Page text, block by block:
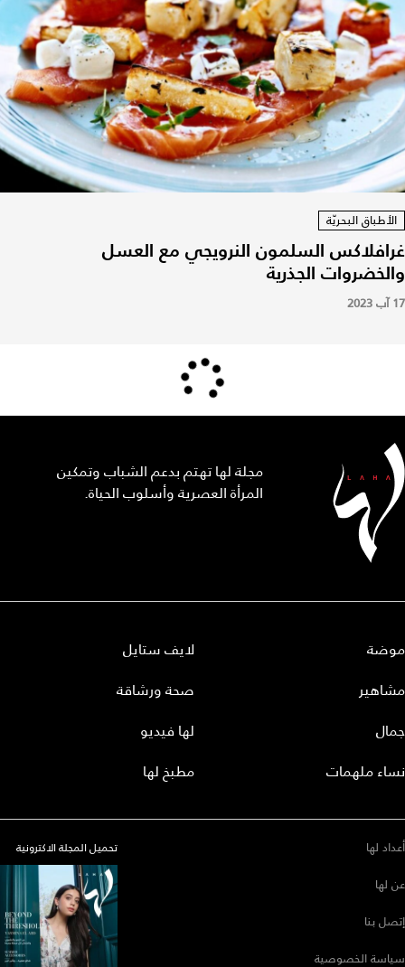
الأطباق البحريّة
غرافلاكس السلمون النرويجي مع العسل
والخضروات الجذرية
17 آب 2023
مجلة لها تهتم بدعم الشباب وتمكين
المرأة العصرية وأسلوب الحياة.
موضة
مشاهير
جمال
نساء ملهمات
لايف ستايل
صحة ورشاقة
لها فيديو
مطبخ لها
أعداد لها
عن لها
إتصل بنا
سياسة الخصوصية
تحميل المجلة الاكترونية